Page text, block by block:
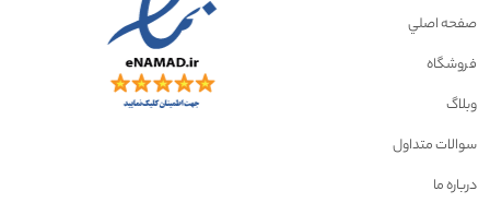
صفحه اصلي
فروشگاه
وبلاگ
سوالات متداول
درباره ما